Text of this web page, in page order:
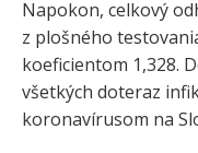
Napokon, celkový
z plošného
koeficientom 1,328.
všetkých doteraz
koronavírusom na